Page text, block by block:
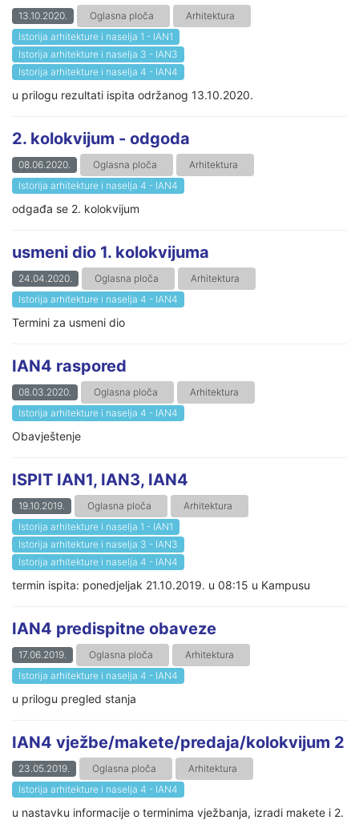
13.10.2020. Oglasna ploča
Arhitektura
Istorija arhitekture i naselja 1 - IAN1
Istorija arhitekture i naselja 3 - IAN3
Istorija arhitekture i naselja 4 - IAN4
u prilogu rezultati ispita održanog 13.10.2020.
2. kolokvijum - odgoda
08.06.2020. Oglasna ploča
Arhitektura
Istorija arhitekture i naselja 4 - IAN4
odgađa se 2. kolokvijum
usmeni dio 1. kolokvijuma
24.04.2020. Oglasna ploča
Arhitektura
Istorija arhitekture i naselja 4 - IAN4
Termini za usmeni dio
IAN4 raspored
08.03.2020. Oglasna ploča
Arhitektura
Istorija arhitekture i naselja 4 - IAN4
Obavještenje
ISPIT IAN1, IAN3, IAN4
19.10.2019. Oglasna ploča
Arhitektura
Istorija arhitekture i naselja 1 - IAN1
Istorija arhitekture i naselja 3 - IAN3
Istorija arhitekture i naselja 4 - IAN4
termin ispita: ponedjeljak 21.10.2019. u 08:15 u Kampusu
IAN4 predispitne obaveze
17.06.2019. Oglasna ploča
Arhitektura
Istorija arhitekture i naselja 4 - IAN4
u prilogu pregled stanja
IAN4 vježbe/makete/predaja/kolokvijum 2
23.05.2019. Oglasna ploča
Arhitektura
Istorija arhitekture i naselja 4 - IAN4
u nastavku informacije o terminima vježbanja, izradi makete i 2.